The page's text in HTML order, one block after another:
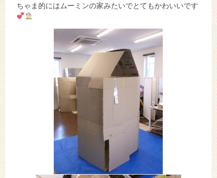
ちゃま的にはムーミンの家みたいでとてもかわいいです